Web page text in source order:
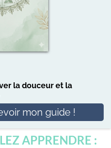
la douceur et la
mon guide !
APPRENDRE :